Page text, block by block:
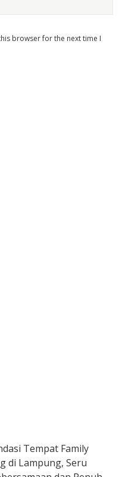
browser for the next time I
Tempat Family
di Lampung, Seru